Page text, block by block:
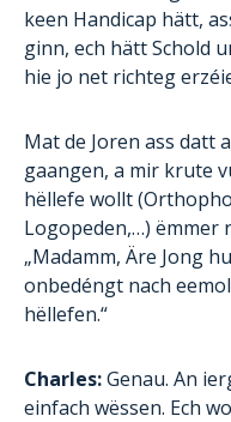
keen Handicap hätt,
ginn, ech hätt Schold
hie jo net richteg
Mat de Joren ass datt
gaangen, a mir krute
hëllefe wollt
Logopeden,…) ëmmer
„Madamm, Äre Jong
onbedéngt nach
hëllefen.“
Charles:Genau. An
einfach wëssen. Ech